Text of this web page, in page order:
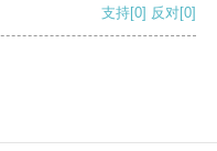
支持[0] 反对[0]